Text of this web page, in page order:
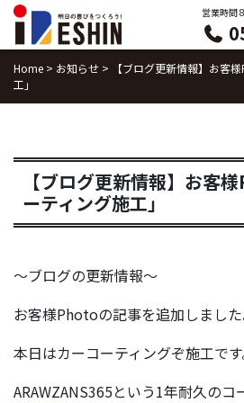
Skip
content
営業時間
Home > お知らせ >
【ブログ更新情報】お客
工」
【ブログ更新情報】お客
ーティング施工」
～ブログの更新情報～
お客様Photoの記事を追加しました
本日はカーコーティングぞ施工です
ARAWZANS365という1年耐久のコ